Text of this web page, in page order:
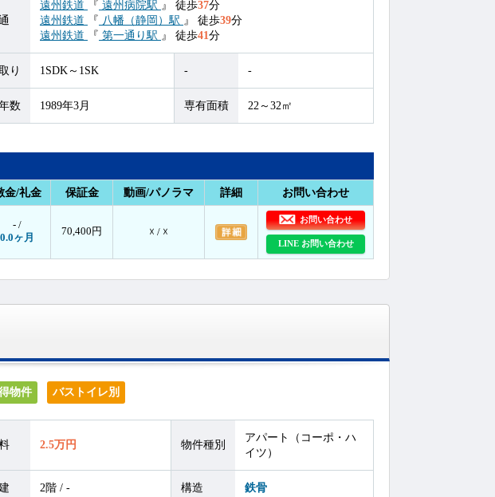
遠州鉄道 『 遠州病院駅 』 徒歩37分
遠州鉄道
『 八幡（静岡）駅 』 徒歩39分
遠州鉄道
『 第一通り駅 』 徒歩41分
り 1SDK～1SK - -
数 1989年3月 専有面積 22～32㎡
金/礼金 保証金 動画/パノラマ 詳細 お問い合わせ
- /
0.0ヶ月
70,400円 ☓ / ☓
お問い合わせ
LINE お問い合わせ
物件 バストイレ別
2.5万円 物件種別
アパート（コーポ・ハ
イツ）
2階 / - 構造 鉄骨